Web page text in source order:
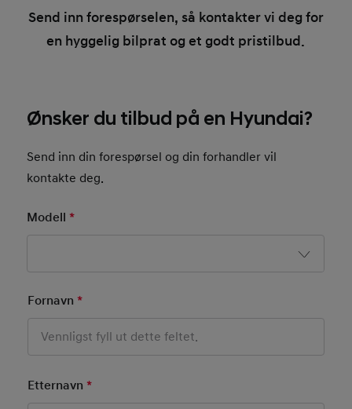
Send inn forespørselen, så kontakter vi deg for
en hyggelig bilprat og et godt pristilbud.
Ønsker du tilbud på en Hyundai?
Send inn din forespørsel og din forhandler vil
kontakte deg.
Basic User Info
Modell*
Fornavn *Mandatory Field
Etternavn *Mandatory Field